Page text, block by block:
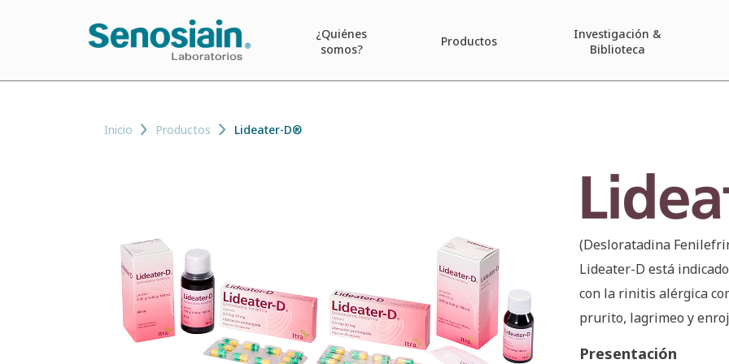
¿Quiénes
somos?
Productos
Investigación &
Biblioteca
Inicio Productos Lideater-D®
(Desloratadina
Lideater-D está
con la rinitis alérgica
prurito, lagrimeo y
Presentación